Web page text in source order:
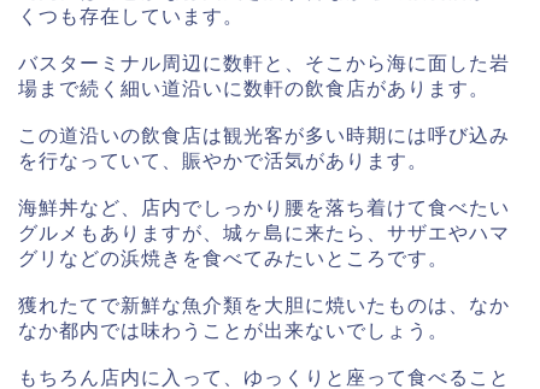
くつも存在しています。
バスターミナル周辺に数軒と、そこから海に面した岩
場まで続く細い道沿いに数軒の飲食店があります。
この道沿いの飲食店は観光客が多い時期には呼び込み
を行なっていて、賑やかで活気があります。
海鮮丼など、店内でしっかり腰を落ち着けて食べたい
グルメもありますが、城ヶ島に来たら、サザエやハマ
グリなどの浜焼きを食べてみたいところです。
獲れたてで新鮮な魚介類を大胆に焼いたものは、なか
なか都内では味わうことが出来ないでしょう。
もちろん店内に入って、ゆっくりと座って食べること